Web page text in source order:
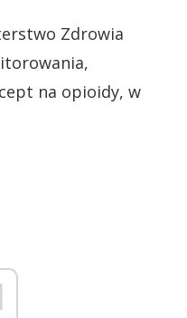
Zdrowia
na opioidy, w